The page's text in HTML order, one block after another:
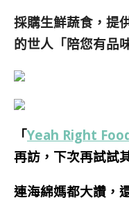
採購生鮮蔬食，提
的世人「陪您有品
「Yeah Right
再訪，下次再試試
連海綿媽都大讚，